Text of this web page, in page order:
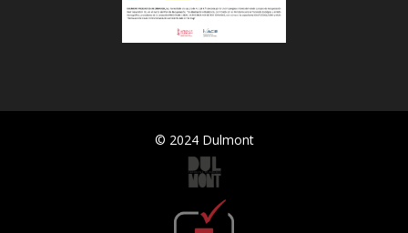
© 2024 Dulmont